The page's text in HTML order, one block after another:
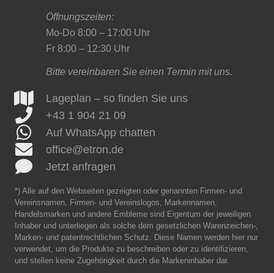
Öffnungszeiten:
Mo-Do 8:00 – 17:00 Uhr
Fr 8:00 – 12:30 Uhr
Bitte vereinbaren Sie einen Termin mit uns.
Lageplan – so finden Sie uns
+43 1 904 21 09
Auf WhatsApp chatten
office@etron.de
Jetzt anfragen
*) Alle auf den Webseiten gezeigten oder genannten Firmen- und
Vereinsnamen, Firmen- und Vereinslogos, Markennamen,
Handelsmarken und andere Embleme sind Eigentum der jeweiligen
Inhaber und unterliegen als solche dem gesetzlichen Warenzeichen-,
Marken- und patentrechtlichen Schutz. Diese Namen werden hier nur
verwendet, um die Produkte zu beschreiben oder zu identifizieren,
und stellen keine Zugehörigkeit durch die Markeninhaber dar.